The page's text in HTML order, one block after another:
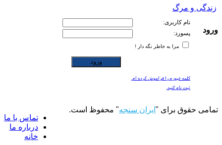
زندگی و مرگ
ورود
نام کاربری:
پسورد:
مرا به خاطر نگه دار !
کلمه عبورم را فراموش کرده ام.
ثبت نام کنید.
تماس با ما
درباره ما
خانه
تمامی حقوق برای " ایران سنجه" محفوظ است.